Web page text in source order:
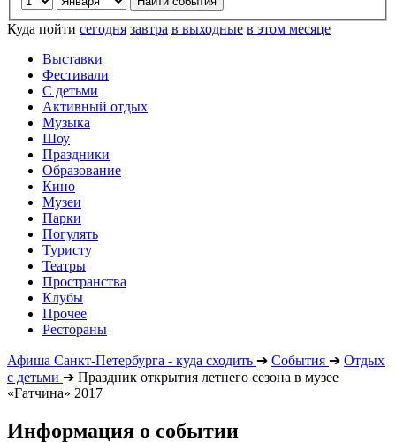
Куда пойти сегодня завтра в выходные в этом месяце
Выставки
Фестивали
С детьми
Активный отдых
Музыка
Шоу
Праздники
Образование
Кино
Музеи
Парки
Погулять
Туристу
Театры
Пространства
Клубы
Прочее
Рестораны
Афиша Санкт-Петербурга - куда сходить ➔ События ➔ Отдых
с детьми ➔ Праздник открытия летнего сезона в музее
«Гатчина» 2017
Информация о событии